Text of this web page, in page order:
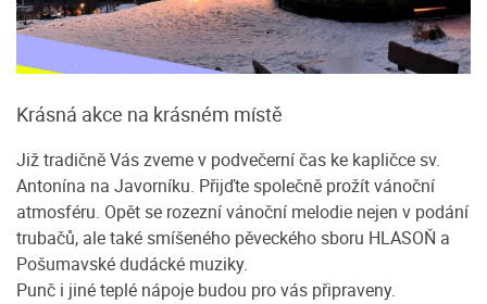
Krásná akce na krásném místě
Již tradičně Vás zveme v podvečerní čas ke kapličce sv.
Antonína na Javorníku. Přijďte společně prožít vánoční
atmosféru. Opět se rozezní vánoční melodie nejen v podání
trubačů, ale také smíšeného pěveckého sboru HLASOŇ a
Pošumavské dudácké muziky.
Punč i jiné teplé nápoje budou pro vás připraveny.